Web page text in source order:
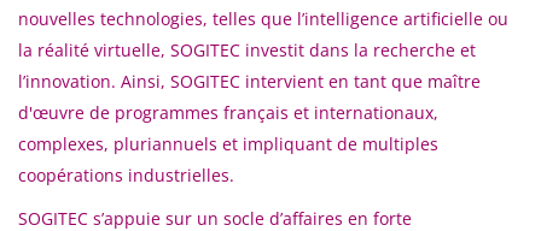
nouvelles technologies, telles que l’intelligence artificielle ou
la réalité virtuelle, SOGITEC investit dans la recherche et
l’innovation. Ainsi, SOGITEC intervient en tant que maître
d'œuvre de programmes français et internationaux,
complexes, pluriannuels et impliquant de multiples
coopérations industrielles.
SOGITEC s’appuie sur un socle d’affaires en forte